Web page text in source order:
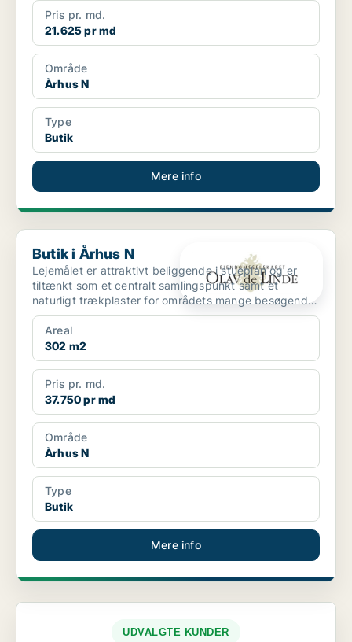
Pris pr. md.
21.625 pr md
Område
Århus N
Type
Butik
Mere info
Butik i Århus N
Butik i Århus N
Lejemålet er attraktivt beliggende i stueplan og er
tiltænkt som et centralt samlingspunkt samt et
naturligt trækplaster for områdets mange besøgende.
Lokale...
Areal
302 m2
Pris pr. md.
37.750 pr md
Område
Århus N
Type
Butik
Mere info
UDVALGTE KUNDER